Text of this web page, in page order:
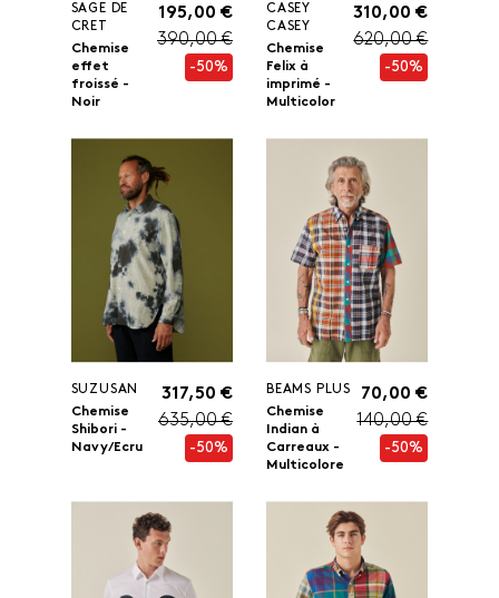
SAGE DE
CRET
Chemise
effet
froissé -
Noir
195,00 €
390,00 €
-50%
CASEY
CASEY
Chemise
Felix à
imprimé -
Multicolor
310,00 €
620,00 €
-50%
SUZUSAN
Chemise
Shibori -
Navy/Ecru
317,50 €
635,00 €
-50%
BEAMS PLUS
Chemise
Indian à
Carreaux -
Multicolore
70,00 €
140,00 €
-50%